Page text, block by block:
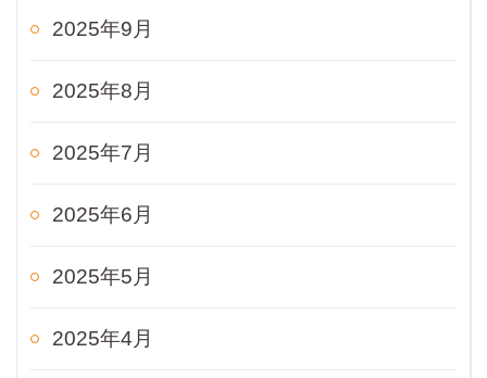
2025年9月
2025年8月
2025年7月
2025年6月
2025年5月
2025年4月